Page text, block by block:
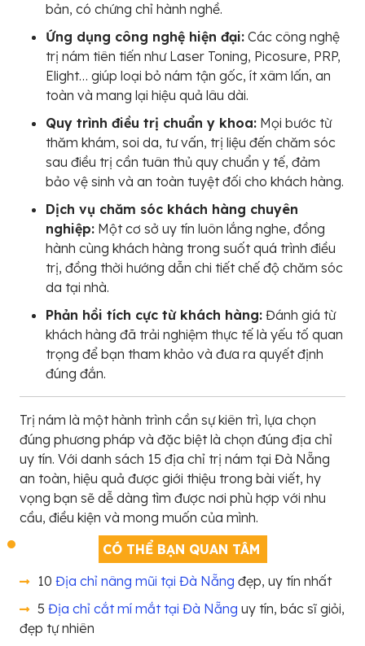
bản, có chứng chỉ hành nghề.
Ứng dụng công nghệ hiện đại: Các công nghệ
trị nám tiên tiến như Laser Toning, Picosure, PRP,
Elight… giúp loại bỏ nám tận gốc, ít xâm lấn, an
toàn và mang lại hiệu quả lâu dài.
Quy trình điều trị chuẩn y khoa: Mọi bước từ
thăm khám, soi da, tư vấn, trị liệu đến chăm sóc
sau điều trị cần tuân thủ quy chuẩn y tế, đảm
bảo vệ sinh và an toàn tuyệt đối cho khách hàng.
Dịch vụ chăm sóc khách hàng chuyên
nghiệp: Một cơ sở uy tín luôn lắng nghe, đồng
hành cùng khách hàng trong suốt quá trình điều
trị, đồng thời hướng dẫn chi tiết chế độ chăm sóc
da tại nhà.
Phản hồi tích cực từ khách hàng: Đánh giá từ
khách hàng đã trải nghiệm thực tế là yếu tố quan
trọng để bạn tham khảo và đưa ra quyết định
đúng đắn.
Trị nám là một hành trình cần sự kiên trì, lựa chọn
đúng phương pháp và đặc biệt là chọn đúng địa chỉ
uy tín. Với danh sách 15 địa chỉ trị nám tại Đà Nẵng
an toàn, hiệu quả được giới thiệu trong bài viết, hy
vọng bạn sẽ dễ dàng tìm được nơi phù hợp với nhu
cầu, điều kiện và mong muốn của mình.
CÓ THỂ BẠN QUAN TÂM
10 Địa chỉ nâng mũi tại Đà Nẵng đẹp, uy tín nhất
5 Địa chỉ cắt mí mắt tại Đà Nẵng uy tín, bác sĩ giỏi,
đẹp tự nhiên